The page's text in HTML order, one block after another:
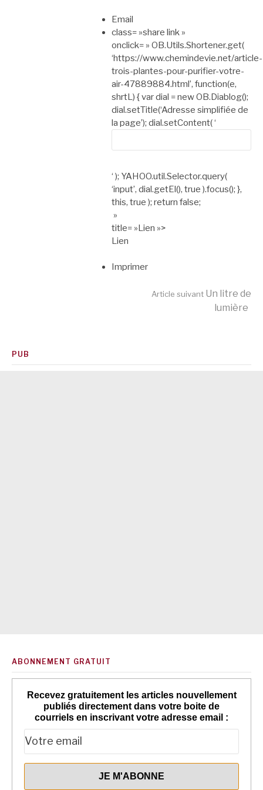
Email
class= »share link »
onclick= » OB.Utils.Shortener.get(
‘https://www.chemindevie.net/article-
trois-plantes-pour-purifier-votre-
air-47889884.html’, function(e,
shrtL) { var dial = new OB.Diablog();
dial.setTitle(‘Adresse simplifiée de
la page’); dial.setContent( ‘
‘ ); YAHOO.util.Selector.query(
‘input’, dial.getEl(), true ).focus(); },
this, true ); return false;
»
title= »Lien »>
Lien
Imprimer
la
Article suivant Un litre de
lumière
PUB
ABONNEMENT GRATUIT
Recevez gratuitement les articles nouvellement
publiés directement dans votre boite de
courriels en inscrivant votre adresse email :